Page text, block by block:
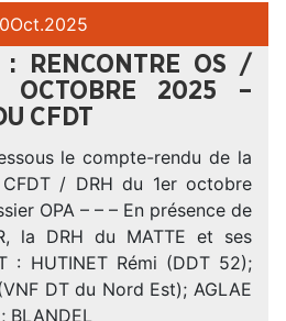
Oct.2025
: RENCONTRE OS /
OCTOBRE 2025 –
CFDT
le compte-rendu de la
/ DRH du 1er octobre
OPA – – – En présence de
la DRH du MATTE et ses
: HUTINET Rémi (DDT 52);
DT du Nord Est); AGLAE
BLANDEL